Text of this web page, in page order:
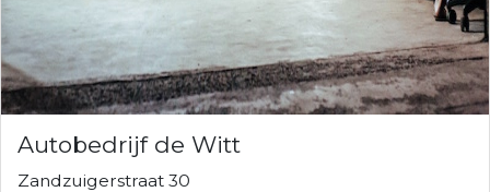
Autobedrijf de Witt
Zandzuigerstraat 30